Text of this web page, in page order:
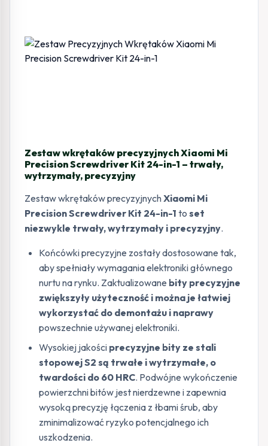
Zestaw wkrętaków precyzyjnych Xiaomi Mi
Precision Screwdriver Kit 24-in-1 – trwały,
wytrzymały, precyzyjny
Zestaw wkrętaków precyzyjnychXiaomi Mi
Precision Screwdriver Kit 24-in-1 to set
niezwykle trwały, wytrzymały i precyzyjny.
Końcówki precyzyjne zostały dostosowane tak,
aby spełniały wymagania elektroniki głównego
nurtu na rynku. Zaktualizowane bity precyzyjne
zwiększyły użyteczność i można je łatwiej
wykorzystać do demontażu i naprawy
powszechnie używanej elektroniki.
Wysokiej jakości precyzyjne bity ze stali
stopowej S2 są trwałe i wytrzymałe, o
twardości do 60 HRC. Podwójne wykończenie
powierzchni bitów jest nierdzewne i zapewnia
wysoką precyzję łączenia z łbami śrub, aby
zminimalizować ryzyko potencjalnego ich
uszkodzenia.